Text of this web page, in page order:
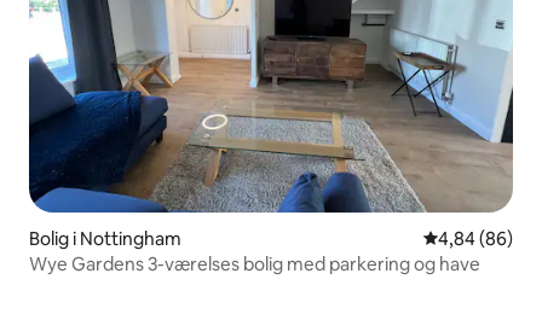
Bolig i Nottingham 4,84 ud af 5 i
4,84 (86)
Wye Gardens 3-værelses bolig med parkering og have